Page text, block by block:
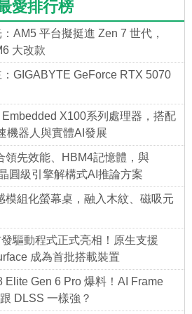
愛排行榜
AM5 平台擬挺進 Zen 7 世代，
大改款
GIGABYTE GeForce RTX 5070
X100系列處理器，搭配
機器人與實體AI發展
領先效能、HBM4記憶體，與
圓級引擎解構式AI推論方案
模組化螢幕桌，融入木紋、磁吸元
驅動程式正式亮相！原生支援
成為首批搭載裝置
Elite Gen 6 Pro 爆料！AI Frame
DLSS 一樣強？